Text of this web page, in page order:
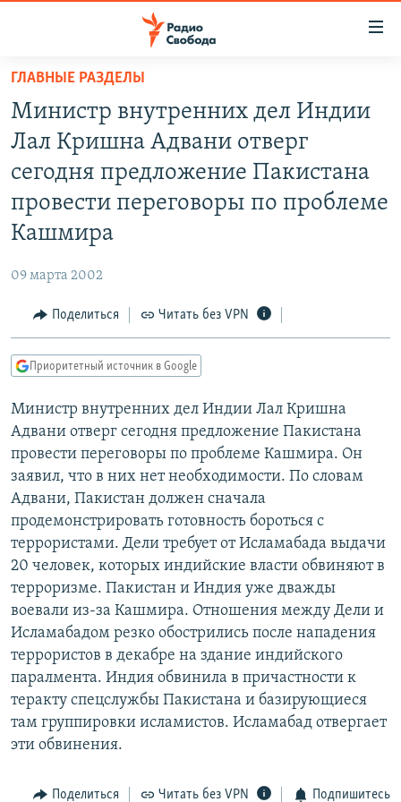
упрощенного
доступа
Вернуться
основному
содержанию
Вернутся
главной
навигации
Вернутся
поиску
АВТОРСКИЕ ПРОЕКТЫ
МНЕНИЯ
IDEL.РЕАЛИИ
КАВКАЗ.РЕАЛИИ
СЕВЕР.РЕАЛИИ
РАСПИСАНИЕ ВЕЩАНИЯ
ПОДПИШИТЕСЬ НА РАССЫЛКУ
СОЦИАЛЬНЫЕ СЕТИ
Все сайты РСЕ/РС
ГЛАВНЫЕ РАЗДЕЛЫ
Министр внутренних дел Индии
Лал Кришна Адвани отверг
сегодня предложение Пакистана
провести переговоры по проблеме
Кашмира
09 марта 2002
Поделиться Читать без VPN
Приоритетный источник в Google
Министр внутренних дел Индии Лал Кришна
Адвани отверг сегодня предложение Пакистана
провести переговоры по проблеме Кашмира. Он
заявил, что в них нет необходимости. По словам
Адвани, Пакистан должен сначала
продемонстрировать готовность бороться с
террористами. Дели требует от Исламабада выдачи
20 человек, которых индийские власти обвиняют в
терроризме. Пакистан и Индия уже дважды
воевали из-за Кашмира. Отношения между Дели и
Исламабадом резко обострились после нападения
террористов в декабре на здание индийского
паралмента. Индия обвинила в причастности к
теракту спецслужбы Пакистана и базирующиеся
там группировки исламистов. Исламабад отвергает
эти обвинения.
Поделиться Читать без VPN Подпишитесь